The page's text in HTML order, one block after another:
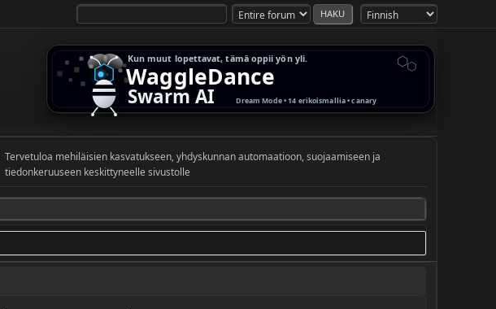
Tervetuloa mehiläisien kasvatukseen, yhdyskunnan automaatioon, suojaamiseen ja
tiedonkeruuseen keskittyneelle sivustolle